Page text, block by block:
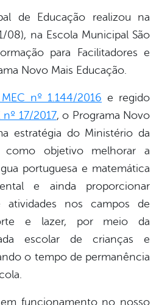
de Educação realizou na
08), na Escola Municipal São
para Facilitadores e
Novo Mais Educação.
nº 1.144/2016 e regido
nº 17/2017, o Programa Novo
estratégia do Ministério da
como objetivo melhorar a
portuguesa e matemática
e ainda proporcionar
atividades nos campos de
e lazer, por meio da
escolar de crianças e
o tempo de permanência
funcionamento no nosso